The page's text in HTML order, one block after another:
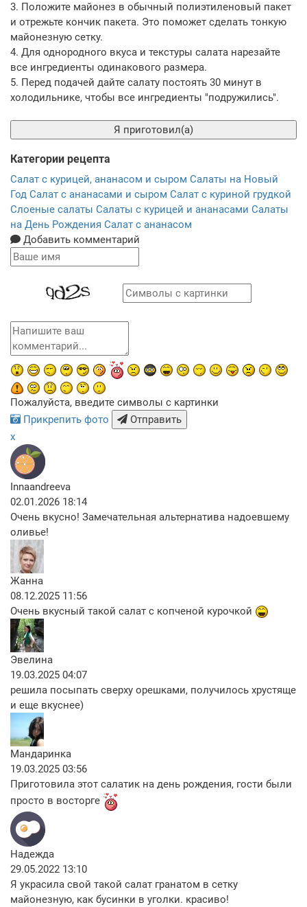
3. Положите майонез в обычный полиэтиленовый пакет
и отрежьте кончик пакета. Это поможет сделать тонкую
майонезную сетку.
4. Для однородного вкуса и текстуры салата нарезайте
все ингредиенты одинакового размера.
5. Перед подачей дайте салату постоять 30 минут в
холодильнике, чтобы все ингредиенты "подружились".
Я приготовил(а)
Категории рецепта
Салат с курицей, ананасом и сыром Салаты на Новый
Год Салат с ананасами и сыром Салат с куриной грудкой
Слоеные салаты Салаты с курицей и ананасами Салаты
на День Рождения Салат с ананасом
Добавить комментарий
Пожалуйста, введите символы с картинки
Прикрепить фото
Отправить
x
Innaandreeva
02.01.2026 18:14
Очень вкусно! Замечательная альтернатива надоевшему
оливье!
Жанна
08.12.2025 11:56
Очень вкусный такой салат с копченой курочкой
Эвелина
19.03.2025 04:07
решила посыпать сверху орешками, получилось хрустяще
и еще вкуснее)
Мандаринка
19.03.2025 03:56
Приготовила этот салатик на день рождения, гости были
просто в восторге
Надежда
29.05.2022 13:10
Я украсила свой такой салат гранатом в сетку
майонезную, как бусинки в уголки. красиво!